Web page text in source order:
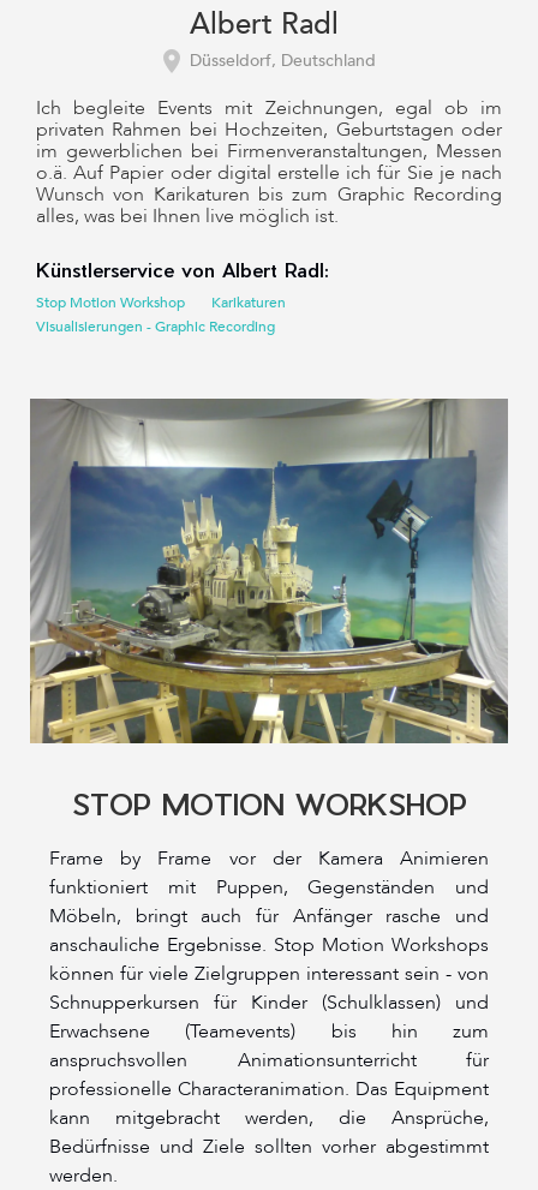
Albert Radl
Düsseldorf, Deutschland
Ich begleite Events mit Zeichnungen, egal ob im
privaten Rahmen bei Hochzeiten, Geburtstagen oder
im gewerblichen bei Firmenveranstaltungen, Messen
o.ä. Auf Papier oder digital erstelle ich für Sie je nach
Wunsch von Karikaturen bis zum Graphic Recording
alles, was bei Ihnen live möglich ist.
Künstlerservice von Albert Radl:
Stop Motion Workshop
Karikaturen
Visualisierungen - Graphic Recording
STOP MOTION WORKSHOP
Frame by Frame vor der Kamera Animieren
funktioniert mit Puppen, Gegenständen und
Möbeln, bringt auch für Anfänger rasche und
anschauliche Ergebnisse. Stop Motion Workshops
können für viele Zielgruppen interessant sein - von
Schnupperkursen für Kinder (Schulklassen) und
Erwachsene (Teamevents) bis hin zum
anspruchsvollen Animationsunterricht für
professionelle Characteranimation. Das Equipment
kann mitgebracht werden, die Ansprüche,
Bedürfnisse und Ziele sollten vorher abgestimmt
werden.